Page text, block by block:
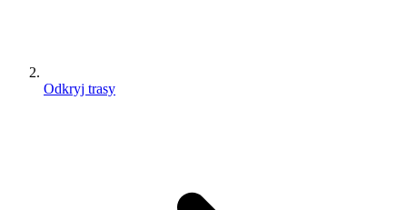
Odkryj trasy